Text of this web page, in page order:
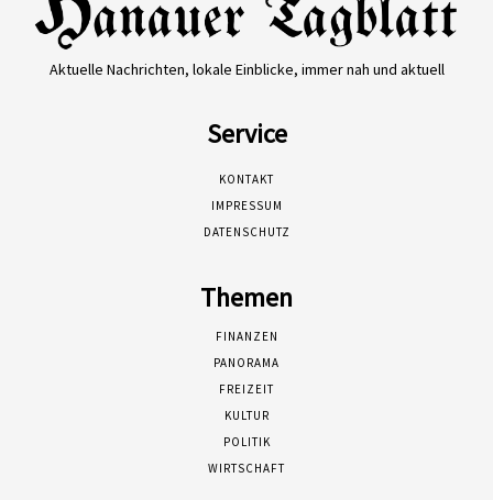
Aktuelle Nachrichten, lokale Einblicke, immer nah und aktuell
Service
KONTAKT
IMPRESSUM
DATENSCHUTZ
Themen
FINANZEN
PANORAMA
FREIZEIT
KULTUR
POLITIK
WIRTSCHAFT